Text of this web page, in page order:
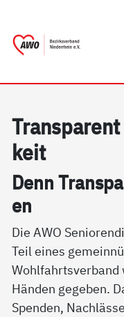
keit
Denn
en
Die AWO
Teil eines
Wohlfahrtsverband
Händen gegeben.
Spenden,